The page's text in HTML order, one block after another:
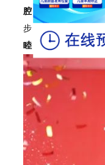
腔松岗机构盛大
步，2024年注定
睦口腔深圳罗湖